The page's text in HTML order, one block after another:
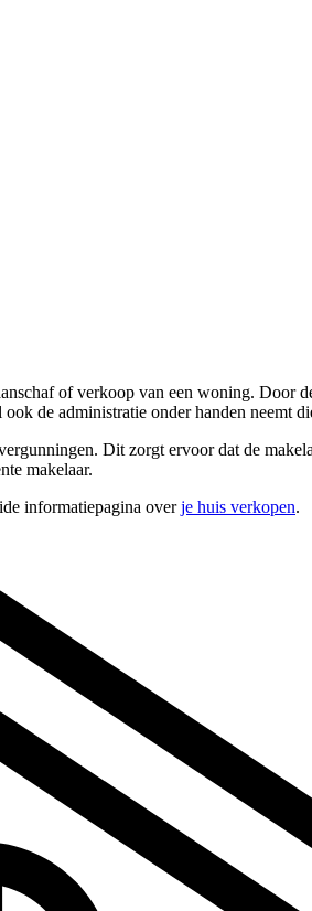
of verkoop van een woning. Door
de administratie onder handen neemt
Dit zorgt ervoor dat de
makelaar.
informatiepagina overje huis verkopen.